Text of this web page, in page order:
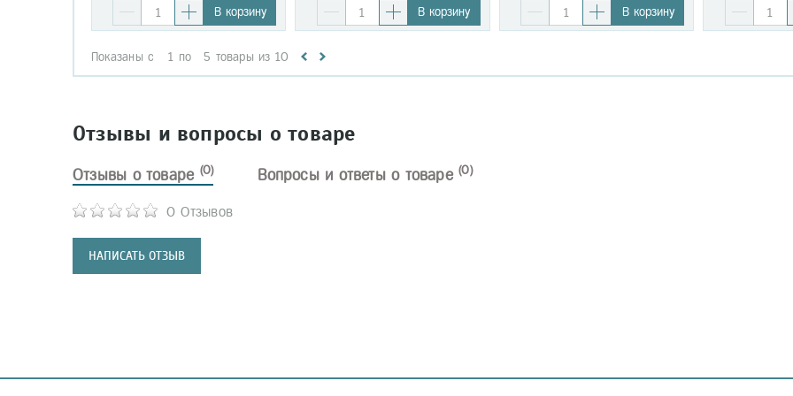
В корзину В корзину В корзину
Показаны с 1 по 5 товары из 10
Отзывы и вопросы о товаре
Отзывы о товаре (0)
0 Отзывов
НАПИСАТЬ ОТЗЫВ
Вопросы и ответы о товаре(0)